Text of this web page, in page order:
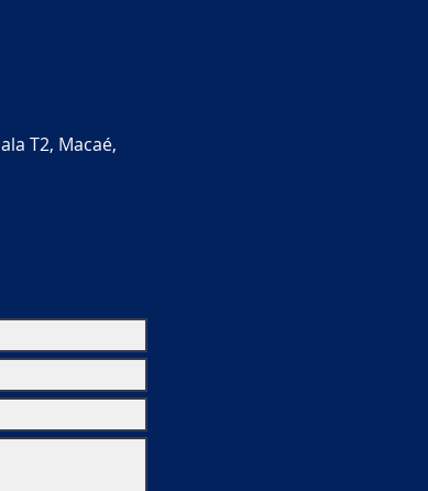
T2, Macaé,